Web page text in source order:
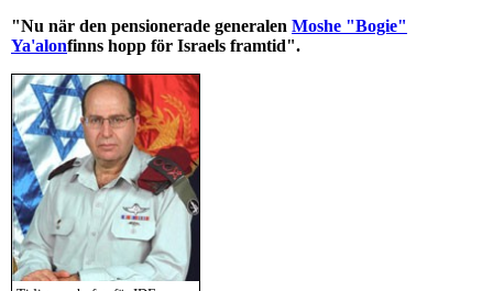
"Nu när den pensionerade generalen Moshe "Bogie"
Ya'alonfinns hopp för Israels framtid".